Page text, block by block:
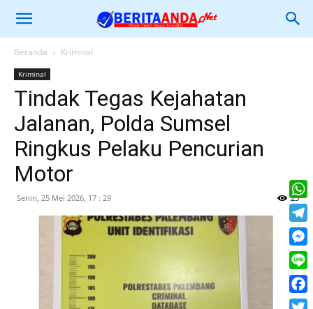
Beranda Kriminal
Kriminal
Tindak Tegas Kejahatan
Jalanan, Polda Sumsel
Ringkus Pelaku Pencurian
Motor
Senin, 25 Mei 2026, 17 : 29 23
Line